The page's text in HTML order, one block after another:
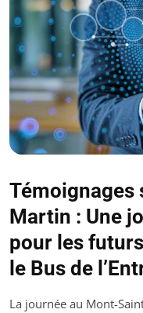
Témoignages
Martin : Une
pour les
le Bus de
La journée au Mont-